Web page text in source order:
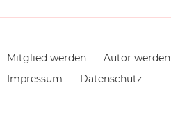
Navigation
überspringen
Mitglied werden Autor werden
Impressum
Datenschutz